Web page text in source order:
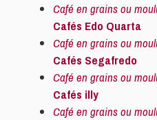
Café en grains ou
Cafés Edo Quarta
Café en grains ou
Cafés Segafredo
Café en grains ou
Cafés illy
Café en grains ou